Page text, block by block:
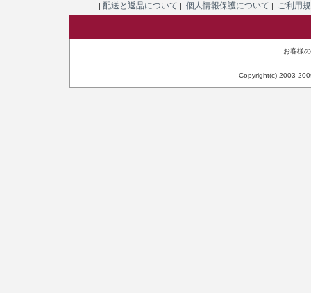
| 配送と返品について | 個人情報保護について | ご利用
お客様
Copyright(c) 2003-